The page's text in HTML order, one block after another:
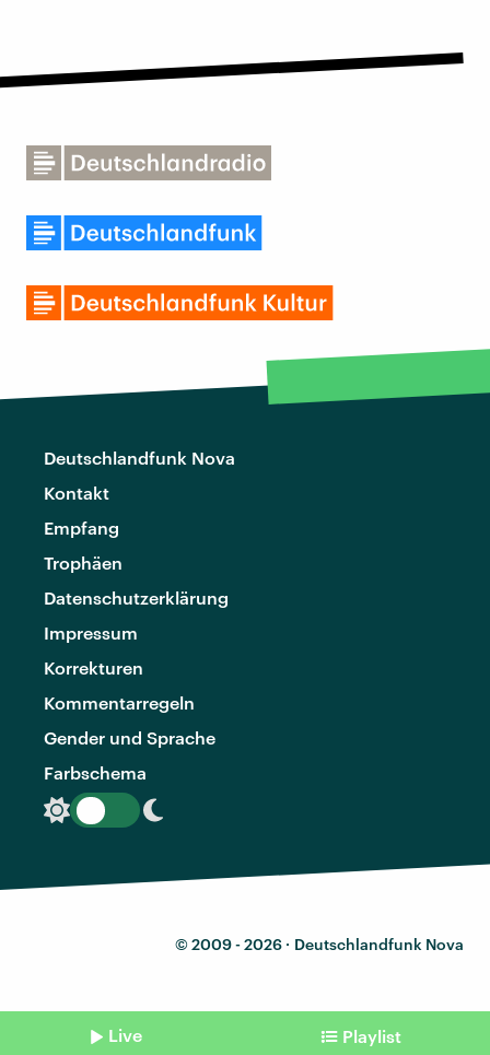
Deutschlandfunk Nova
Kontakt
Empfang
Trophäen
Datenschutzerklärung
Impressum
Korrekturen
Kommentarregeln
Gender und Sprache
Farbschema
© 2009 - 2026 · Deutschlandfunk Nova
Live Playlist